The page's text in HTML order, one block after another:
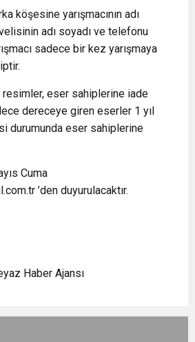
köşesine yarışmacının adı
adı soyadı ve telefonu
sadece bir kez yarışmaya
resimler, eser sahiplerine iade
dereceye giren eserler 1 yıl
durumunda eser sahiplerine
Cuma
’den duyurulacaktır.
Haber Ajansı